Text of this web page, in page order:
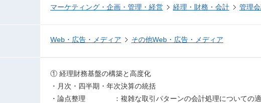
マーケティング・企画・管理・経営 経理・財務・会計 管理
Web・広告・メディア その他Web・広告・メディア
① 経理財務基盤の構築と高度化
・月次・四半期・年次決算の統括
・論点整理 ：複雑な取引パターンの会計処理についての適